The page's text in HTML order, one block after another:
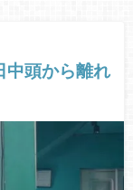
中頭から離れ